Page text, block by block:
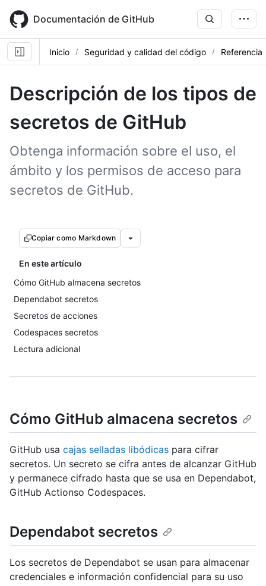
main
content
Documentación de GitHub
Inicio Seguridad y calidad del código Referencia
Descripción de los tipos de
secretos de GitHub
Obtenga información sobre el uso, el
ámbito y los permisos de acceso para
secretos de GitHub.
Copiar como Markdown
En este artículo
Cómo GitHub almacena secretos
Dependabot secretos
Secretos de acciones
Codespaces secretos
Lectura adicional
Cómo GitHub almacena secretos
GitHub usa cajas selladas libódicas para cifrar
secretos. Un secreto se cifra antes de alcanzar GitHub
y permanece cifrado hasta que se usa en Dependabot,
GitHub Actionso Codespaces.
Dependabot secretos
Los secretos de Dependabot se usan para almacenar
credenciales e información confidencial para su uso